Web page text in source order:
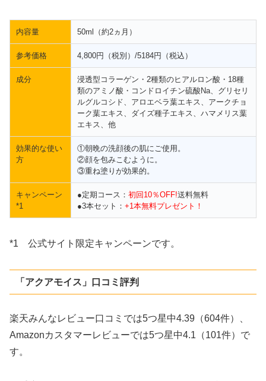
内容量 50ml（約2ヵ月）
参考価格 4,800円（税別）/5184円（税込）
成分
浸透型コラーゲン・2種類のヒアルロン酸・18種
類のアミノ酸・コンドロイチン硫酸Na、グリセリ
ルグルコシド、アロエベラ葉エキス、アークチョ
ーク葉エキス、ダイズ種子エキス、ハマメリス葉
エキス、他
効果的な使い
方
①朝晩の洗顔後の肌にご使用。
②顔を包みこむように。
③重ね塗りが効果的。
キャンペーン
*1
●定期コース： 初回10％OFF!送料無料
●3本セット： +1本無料プレゼント！
*1 公式サイト限定キャンペーンです。
「アクアモイス」口コミ評判
楽天みんなレビュー口コミでは5つ星中4.39（604件）、
Amazonカスタマーレビューでは5つ星中4.1（101件）で
す。